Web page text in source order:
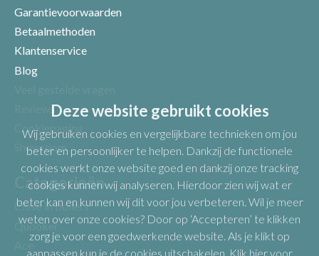
Garantievoorwaarden
Betaalmethoden
Klantenservice
Blog
Reviews
Cookiepagina
Showroom
Categorieën
Close in boilers
Quooker
Ace
Deze website gebruikt cookies
Wij gebruiken cookies en vergelijkbare technieken om jou
beter en persoonlijker te helpen. Dankzij de functionele
cookies werkt onze website goed en dankzij onze tracking
cookies kunnen wij analyseren. Hierdoor zien wij wat er
beter kan en kunnen wij dit voor jou verbeteren. Wil je meer
weten over onze cookies? Door op ‘Accepteren’ te klikken
zorg je voor een goedwerkende website. Als je klikt op
aanpassen kun je de cookies uitschakelen. Klik hier voor